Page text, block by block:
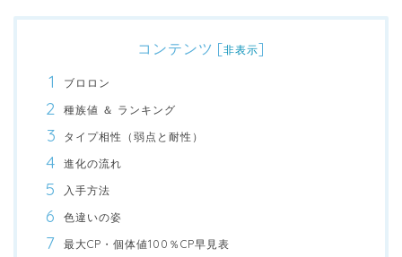
コンテンツ [非表示]
ブロロン
種族値 ＆ ランキング
タイプ相性（弱点と耐性）
進化の流れ
入手方法
色違いの姿
最大CP・個体値100％CP早見表